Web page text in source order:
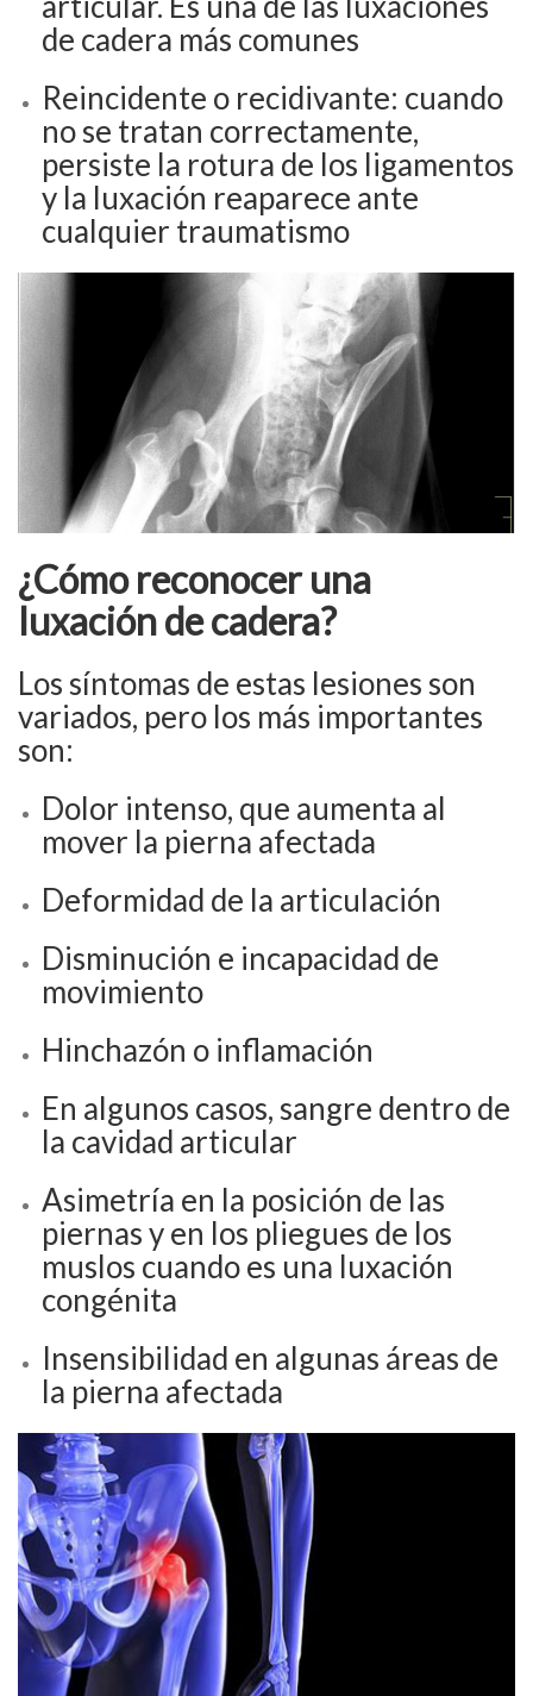
de cadera más comunes
Reincidente o recidivante: cuando
no se tratan correctamente,
persiste la rotura de los ligamentos
y la luxación reaparece ante
cualquier traumatismo
¿Cómo reconocer una
luxación de cadera?
Los síntomas de estas lesiones son
variados, pero los más importantes
son:
Dolor intenso, que aumenta al
mover la pierna afectada
Deformidad de la articulación
Disminución e incapacidad de
movimiento
Hinchazón o inflamación
En algunos casos, sangre dentro de
la cavidad articular
Asimetría en la posición de las
piernas y en los pliegues de los
muslos cuando es una luxación
congénita
Insensibilidad en algunas áreas de
la pierna afectada